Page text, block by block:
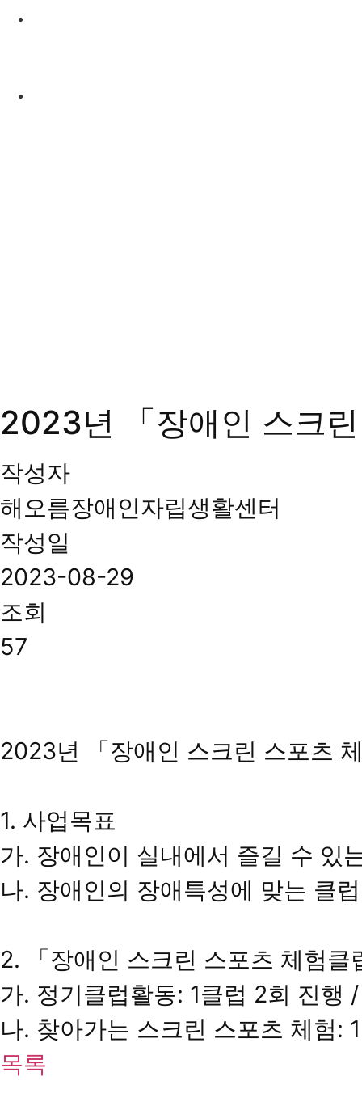
2023년 「장애인 스크
작성자
해오름장애인자립생활센터
작성일
2023-08-29
조회
57
2023년 「장애인 스크린 스포츠
1. 사업목표
가. 장애인이 실내에서 즐길 수 있
나. 장애인의 장애특성에 맞는 클
2. 「장애인 스크린 스포츠 체험클
가. 정기클럽활동: 1클럽 2회 진행
나. 찾아가는 스크린 스포츠 체험:
목록